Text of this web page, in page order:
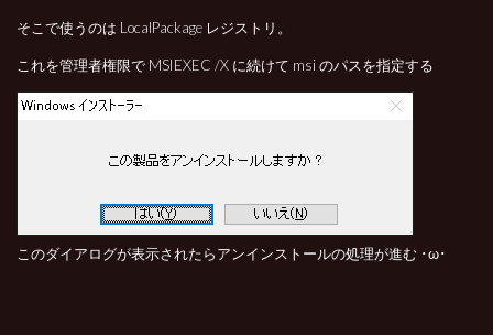
そこで使うのは LocalPackage レジストリ。
これを管理者権限で MSIEXEC /X に続けて msi のパスを指定する
このダイアログが表示されたらアンインストールの処理が進む ･ω･